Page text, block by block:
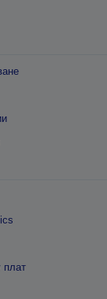
плат